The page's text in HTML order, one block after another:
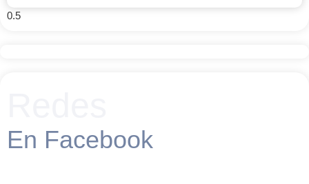
En Facebook